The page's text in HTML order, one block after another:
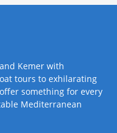
Kemer with
tours to exhilarating
something for every
Mediterranean